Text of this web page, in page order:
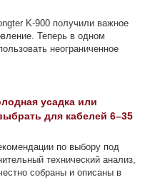
K-900 получили важное
Теперь в одном
неограниченное
усадка или
для кабелей 6–35
по выбору под
технический анализ,
собраны и описаны в